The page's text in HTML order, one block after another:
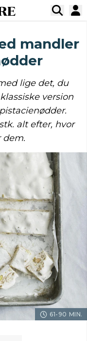
mandler
lige det, du
version
alt efter, hvor
dem.
61-90 MIN.